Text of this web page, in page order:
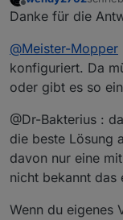
Offline zuletzt
Danke für die
@Meister-Mopper
konfiguriert. Da
oder gibt es so
@Dr-Bakterius :
die beste Lösung
davon nur eine
nicht bekannt das
Wenn du eigenes